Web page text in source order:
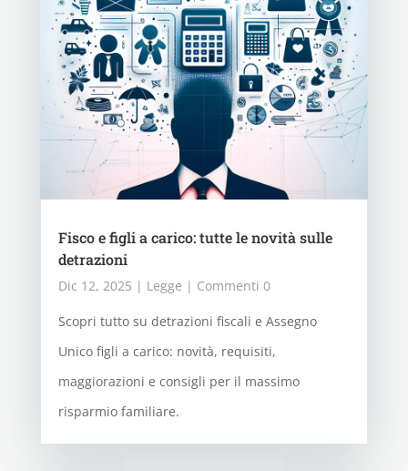
Fisco e figli a carico: tutte le novità sulle
detrazioni
Dic 12, 2025 | Legge | Commenti 0
Scopri tutto su detrazioni fiscali e Assegno
Unico figli a carico: novità, requisiti,
maggiorazioni e consigli per il massimo
risparmio familiare.